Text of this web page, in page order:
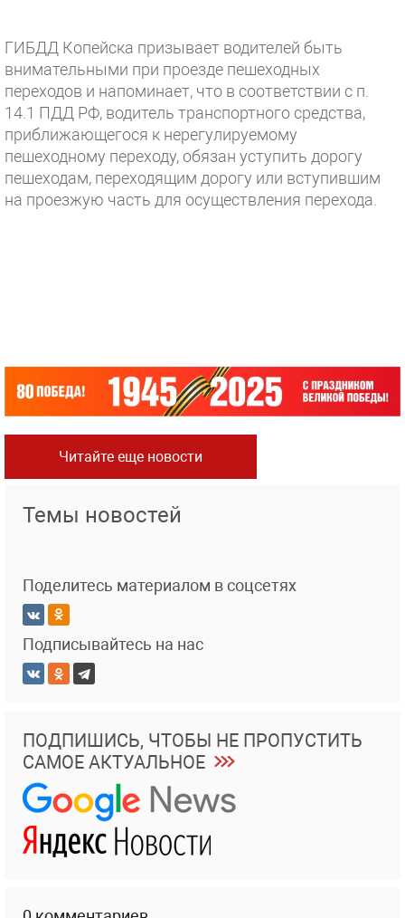
ГИБДД Копейска призывает водителей быть
внимательными при проезде пешеходных
переходов и напоминает, что в соответствии с п.
14.1 ПДД РФ, водитель транспортного средства,
приближающегося к нерегулируемому
пешеходному переходу, обязан уступить дорогу
пешеходам, переходящим дорогу или вступившим
на проезжую часть для осуществления перехода.
Читайте еще новости
Темы новостей
Поделитесь материалом в соцсетях
Подписывайтесь на нас
ПОДПИШИСЬ, ЧТОБЫ НЕ ПРОПУСТИТЬ
САМОЕ АКТУАЛЬНОЕ